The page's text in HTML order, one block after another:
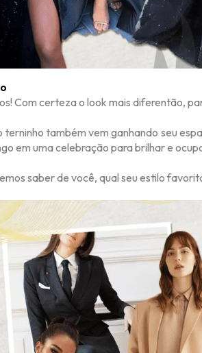
Com certeza o look mais diferentão,
terninho também vem ganhando seu
em uma celebração para brilhar e
saber de você, qual seu estilo